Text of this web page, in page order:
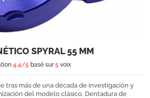
SPYRAL 55 MM
4.4/5 basé sur5 voix
tras más de una década de investigación y
del modelo clásico. Dentadura de